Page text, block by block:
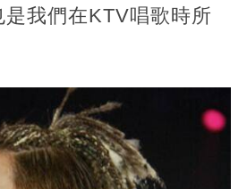
我們在KTV唱歌時所